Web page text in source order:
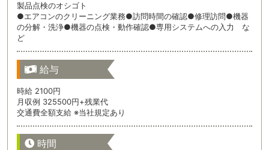
製品点検のオシゴト
●エアコンのクリーニング業務●訪問時間の確認●修理訪問●機器
の分解・洗浄●機器の点検・動作確認●専用システムへの入力 な
ど
給与
時給 2100円
月収例 325500円+残業代
交通費全額支給 ※当社規定あり
時間